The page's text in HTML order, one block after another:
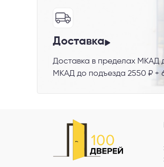
Доставка
Доставка в пределах МКАД
МКАД до подъезда 2550 ₽ +